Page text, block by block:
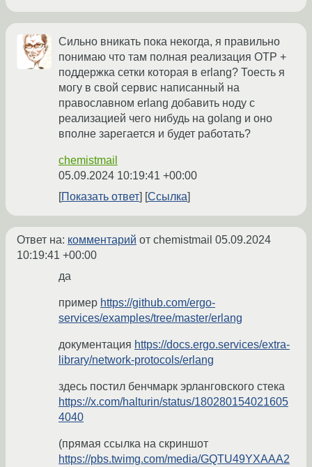
Сильно вникать пока некогда, я правильно
понимаю что там полная реализация OTP +
поддержка сетки которая в erlang? Тоесть я
могу в свой сервис написанный на
православном erlang добавить ноду с
реализацией чего нибудь на golang и оно
вполне зарегается и будет работать?
chemistmail
05.09.2024 10:19:41 +00:00
Показать ответ
Ссылка
Ответ на: комментарий от chemistmail 05.09.2024
10:19:41 +00:00
да
пример https://github.com/ergo-
services/examples/tree/master/erlang
документация https://docs.ergo.services/extra-
library/network-protocols/erlang
здесь постил бенчмарк эрланговского стека
https://x.com/halturin/status/180280154021605
4040
(прямая ссылка на скриншот
https://pbs.twimg.com/media/GQTU49YXAAA2